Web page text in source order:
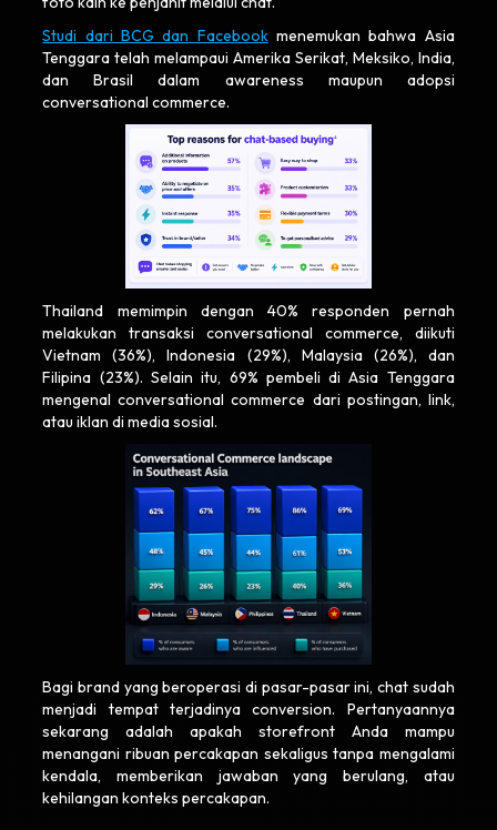
Studi dari BCG dan Facebookmenemukan bahwa Asia
Tenggara telah melampaui Amerika Serikat, Meksiko, India,
dan Brasil dalam awareness maupun adopsi
conversational commerce.
Thailand memimpin dengan 40% responden pernah
melakukan transaksi conversational commerce, diikuti
Vietnam (36%), Indonesia (29%), Malaysia (26%), dan
Filipina (23%). Selain itu, 69% pembeli di Asia Tenggara
mengenal conversational commerce dari postingan, link,
atau iklan di media sosial.
Bagi brand yang beroperasi di pasar-pasar ini, chat sudah
menjadi tempat terjadinya conversion. Pertanyaannya
sekarang adalah apakah storefront Anda mampu
menangani ribuan percakapan sekaligus tanpa mengalami
kendala, memberikan jawaban yang berulang, atau
kehilangan konteks percakapan.